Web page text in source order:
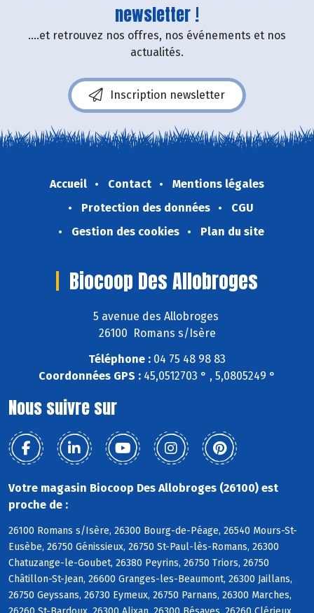
newsletter !
....et retrouvez nos offres, nos événements et nos
actualités.
Inscription newsletter
Accueil Contact
Mentions légales
Protection des données
CGU
Gestion des cookies
Plan du site
Biocoop Des Allobroges
5 avenue des Allobroges
26100 Romans s/Isère
Téléphone : 04 75 48 98 83
Coordonnées GPS : 45,0512703 ° , 5,0805249 °
Nous suivre sur
Votre magasin Biocoop Des Allobroges (26100) est
proche de :
26100 Romans s/Isère, 26300 Bourg-de-Péage, 26540 Mours-St-
Eusèbe, 26750 Génissieux, 26750 St-Paul-lès-Romans, 26300
Chatuzange-le-Goubet, 26380 Peyrins, 26750 Triors, 26750
Châtillon-St-Jean, 26600 Granges-les-Beaumont, 26300 Jaillans,
26750 Geyssans, 26730 Eymeux, 26750 Parnans, 26300 Marches,